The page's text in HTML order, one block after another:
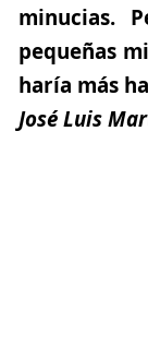
minucias.
pequeñas
haría más
José Luis